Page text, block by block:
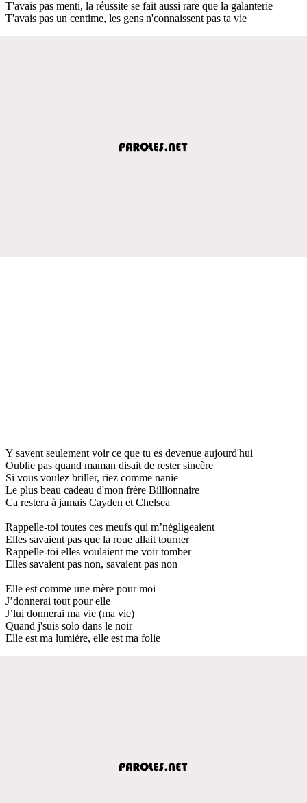
T'avais pas menti, la réussite se fait aussi rare que la galanterie
T'avais pas un centime, les gens n'connaissent pas ta vie
Y savent seulement voir ce que tu es devenue aujourd'hui
Oublie pas quand maman disait de rester sincère
Si vous voulez briller, riez comme nanie
Le plus beau cadeau d'mon frère Billionnaire
Ca restera à jamais Cayden et Chelsea
Rappelle-toi toutes ces meufs qui m’négligeaient
Elles savaient pas que la roue allait tourner
Rappelle-toi elles voulaient me voir tomber
Elles savaient pas non, savaient pas non
Elle est comme une mère pour moi
J’donnerai tout pour elle
J’lui donnerai ma vie (ma vie)
Quand j'suis solo dans le noir
Elle est ma lumière, elle est ma folie